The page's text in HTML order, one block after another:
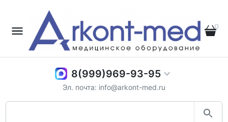
0
8(999)969-93-95
Эл. почта: info@arkont-med.ru